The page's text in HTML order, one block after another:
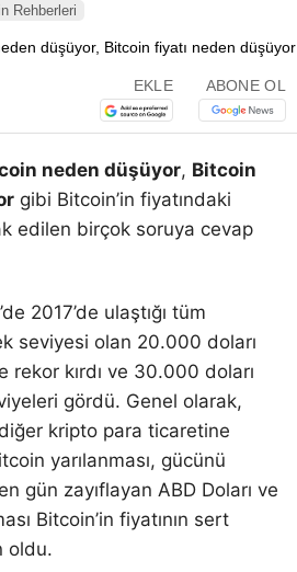
Rehberleri
EKLE ABONE OL
neden düşüyor, Bitcoin
gibi Bitcoin’in fiyatındaki
edilen birçok soruya cevap
2017’de ulaştığı tüm
seviyesi olan 20.000 doları
rekor kırdı ve 30.000 doları
gördü. Genel olarak,
diğer kripto para ticaretine
yarılanması, gücünü
gün zayıflayan ABD Doları ve
Bitcoin’in fiyatının sert
oldu.